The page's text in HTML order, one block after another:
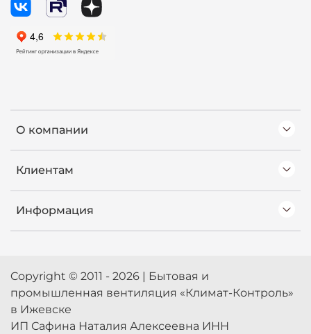
О компании
Клиентам
Информация
Copyright © 2011 - 2026 | Бытовая и
промышленная вентиляция «Климат-Контроль»
в Ижевске
ИП Сафина Наталия Алексеевна ИНН